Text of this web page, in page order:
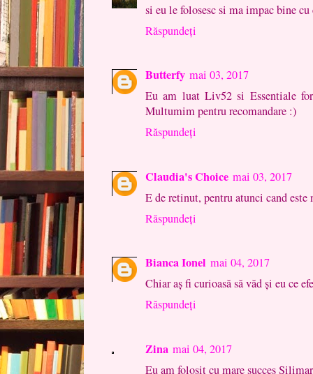
si eu le folosesc si ma impac bine
Răspundeți
Butterfy mai 03, 2017
Eu am luat Liv52 si Essentiale
Multumim pentru recomandare :)
Răspundeți
Claudia's Choice mai 03, 2017
E de retinut, pentru atunci cand este
Răspundeți
Bianca Ionel mai 04, 2017
Chiar aș fi curioasă să văd și eu ce
Răspundeți
Zina mai 04, 2017
Eu am folosit cu mare succes